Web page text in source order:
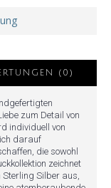
(0)
zum Detail von
individuell von
darauf
die sowohl
zeichnet
Silber aus,